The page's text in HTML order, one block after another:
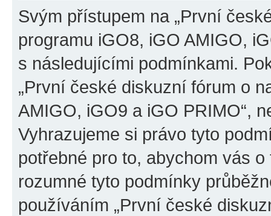
Svým přístupem na „První
programu iGO8, iGO AMIGO,
s následujícími podmínkami.
„První české diskuzní fórum o
AMIGO, iGO9 a iGO PRIMO“,
Vyhrazujeme si právo tyto
potřebné pro to, abychom vás
rozumné tyto podmínky
používáním „První české